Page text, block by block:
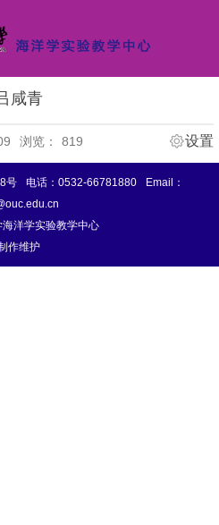
咸青
浏览： 819 设置
号 电话：0532-66781880
Email：
洋学实验教学中心
作维护